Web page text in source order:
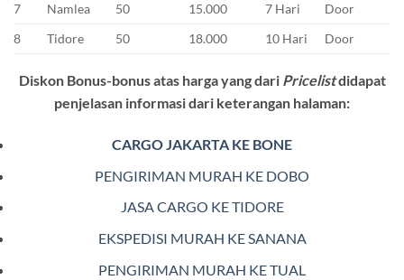
7
Namlea 50 15.000 7 Hari
Door
8
Tidore 50 18.000 10 Hari Door
Diskon Bonus-bonus atas harga yang dari Pricelistdidapat
penjelasan informasi dari keterangan halaman:
CARGO JAKARTA KE BONE
PENGIRIMAN MURAH KE DOBO
JASA CARGO KE TIDORE
EKSPEDISI MURAH KE SANANA
PENGIRIMAN MURAH KE TUAL